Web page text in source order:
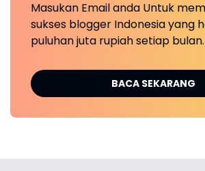
Masukan Email anda Untuk
sukses blogger Indonesia yang
puluhan juta rupiah setiap bulan.
BACA SEKARANG